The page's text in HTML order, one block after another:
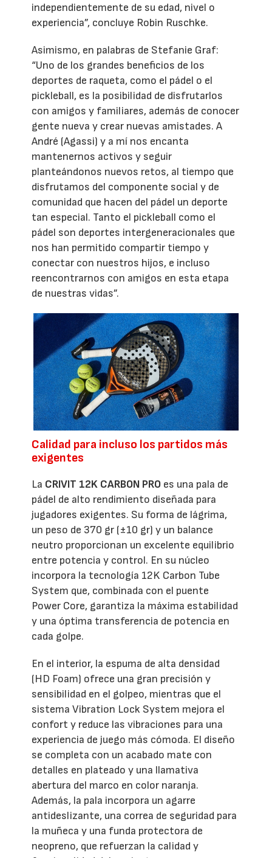
independientemente de su edad, nivel o
experiencia”, concluye Robin Ruschke.
Asimismo, en palabras de Stefanie Graf:
“Uno de los grandes beneficios de los
deportes de raqueta, como el pádel o el
pickleball, es la posibilidad de disfrutarlos
con amigos y familiares, además de conocer
gente nueva y crear nuevas amistades. A
André (Agassi) y a mí nos encanta
mantenernos activos y seguir
planteándonos nuevos retos, al tiempo que
disfrutamos del componente social y de
comunidad que hacen del pádel un deporte
tan especial. Tanto el pickleball como el
pádel son deportes intergeneracionales que
nos han permitido compartir tiempo y
conectar con nuestros hijos, e incluso
reencontrarnos con amigos en esta etapa
de nuestras vidas”.
Calidad para incluso los partidos más
exigentes
La CRIVIT 12K CARBON PRO es una pala de
pádel de alto rendimiento diseñada para
jugadores exigentes. Su forma de lágrima,
un peso de 370 gr (±10 gr) y un balance
neutro proporcionan un excelente equilibrio
entre potencia y control. En su núcleo
incorpora la tecnología 12K Carbon Tube
System que, combinada con el puente
Power Core, garantiza la máxima estabilidad
y una óptima transferencia de potencia en
cada golpe.
En el interior, la espuma de alta densidad
(HD Foam) ofrece una gran precisión y
sensibilidad en el golpeo, mientras que el
sistema Vibration Lock System mejora el
confort y reduce las vibraciones para una
experiencia de juego más cómoda. El diseño
se completa con un acabado mate con
detalles en plateado y una llamativa
abertura del marco en color naranja.
Además, la pala incorpora un agarre
antideslizante, una correa de seguridad para
la muñeca y una funda protectora de
neopreno, que refuerzan la calidad y